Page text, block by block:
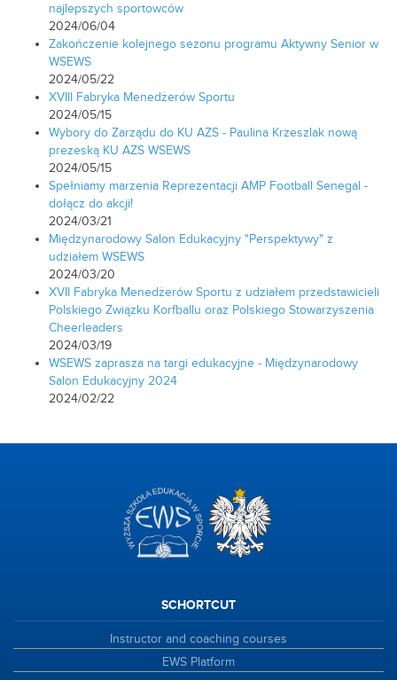
najlepszych sportowców
2024/06/04
Zakończenie kolejnego sezonu programu Aktywny Senior w
WSEWS
2024/05/22
XVIII Fabryka Menedżerów Sportu
2024/05/15
Wybory do Zarządu do KU AZS - Paulina Krzeszlak nową
prezeską KU AZS WSEWS
2024/05/15
Spełniamy marzenia Reprezentacji AMP Football Senegal -
dołącz do akcji!
2024/03/21
Międzynarodowy Salon Edukacyjny "Perspektywy" z
udziałem WSEWS
2024/03/20
XVII Fabryka Menedżerów Sportu z udziałem przedstawicieli
Polskiego Związku Korfballu oraz Polskiego Stowarzyszenia
Cheerleaders
2024/03/19
WSEWS zaprasza na targi edukacyjne - Międzynarodowy
Salon Edukacyjny 2024
2024/02/22
SCHORTCUT
Instructor and coaching courses
EWS Platform